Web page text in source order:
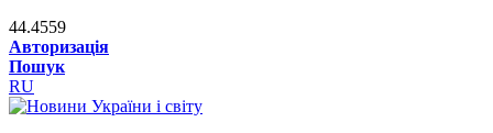
44.4559
Авторизація
Пошук
RU